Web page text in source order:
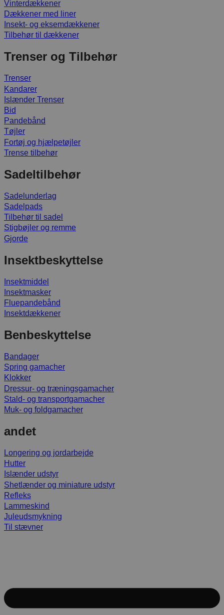
Vinterdækkener
Dækkener med liner
Insekt- og eksemdækkener
Tilbehør til dækkener
Trenser og Tilbehør
Trenser
Kandarer
Islænder Trenser
Bid
Pandebånd
Tøjler
Fortøj og hjælpetøjler
Trense tilbehør
Sadeltilbehør
Sadelunderlag
Sadelpads
Tilbehør til sadel
Stigbøjler og remme
Gjorde
Insektbeskyttelse
Insektmiddel
Insektmasker
Fluepandebånd
Insektdækkener
Benbeskyttelse
Bandager
Spring gamacher
Klokker
Dressur- og træningsgamacher
Stald- og transportgamacher
Muk- og foldgamacher
andet
Longering og jordarbejde
Hutter
Islænder udstyr
Shetlænder og miniature udstyr
Refleks
Lammeskind
Juleudsmykning
Til stævner